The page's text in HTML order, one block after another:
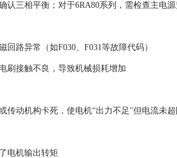
认三相平衡；对于6RA80系列，需检查主电
回路异常（如F030、F031等故障代码）‌
刷接触不良，导致机械损耗增加
传动机构卡死，使电机“出力不足"但电流未
电机输出转矩